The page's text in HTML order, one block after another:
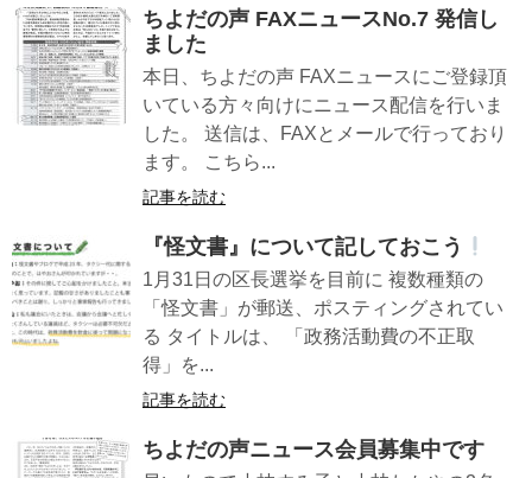
ちよだの声 FAXニュースNo.7 発信し
ました
本日、ちよだの声 FAXニュースにご登録頂
いている方々向けにニュース配信を行いま
した。 送信は、FAXとメールで行っており
ます。 こちら...
記事を読む
『怪文書』について記しておこう
1月31日の区長選挙を目前に 複数種類の
「怪文書」が郵送、ポスティングされてい
る タイトルは、 「政務活動費の不正取
得」を...
記事を読む
ちよだの声ニュース会員募集中です